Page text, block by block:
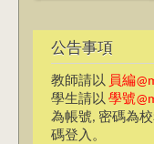
公告事項
教師請以 員編
學生請以 學號
為帳號, 密碼為
碼登入。